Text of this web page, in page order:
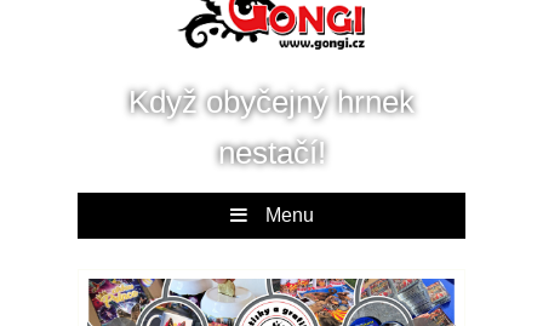
Když obyčejný hrnek
nestačí!
Menu